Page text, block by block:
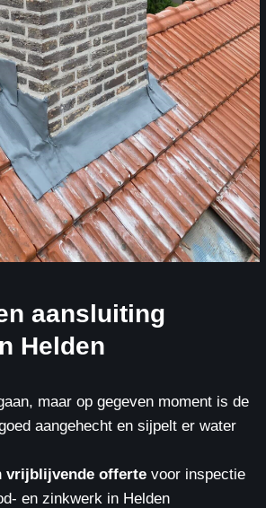
aansluiting
Helden
maar op gegeven moment is de
aangehecht en sijpelt er water
vrijblijvende offertevoor inspectie
en zinkwerk in Helden